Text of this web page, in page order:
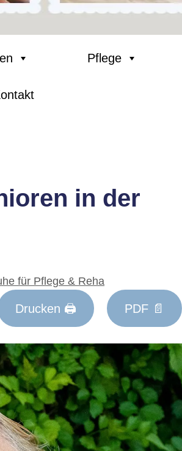
Pflege
in der
für Pflege & Reha
Drucken 🖨 PDF 📄